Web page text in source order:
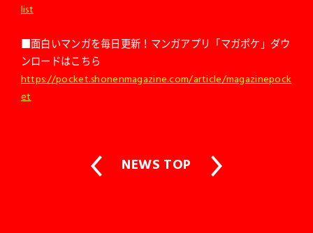
list
■面白いマンガを毎日更新！マンガアプリ「マガポケ」ダウ
ンロードはこちら
https://pocket.shonenmagazine.com/article/magazinepock
et
NEWS TOP